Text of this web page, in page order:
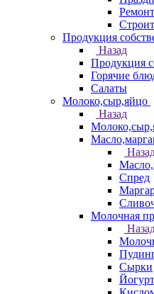
Продукция
Назад
Продукция
Горячие
Салаты
Молоко,сыр,яйцо
Назад
Спред
Молочная
Сырки